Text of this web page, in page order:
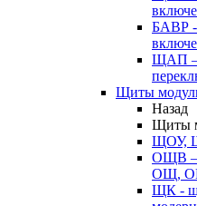
БАВР -
ЩАП —
Щиты
Назад
Щиты
ЩОУ,
ОЩВ —
ОЩ,
ЩК -